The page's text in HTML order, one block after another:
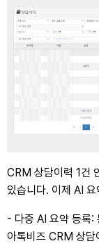
CRM 상담이력 1건
있습니다. 이제 AI
- 다중 AI 요약 등록:
아톡비즈 CRM 상담